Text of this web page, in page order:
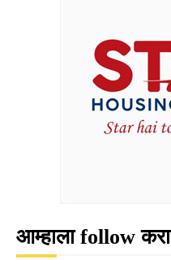
आम्हाला follow करा